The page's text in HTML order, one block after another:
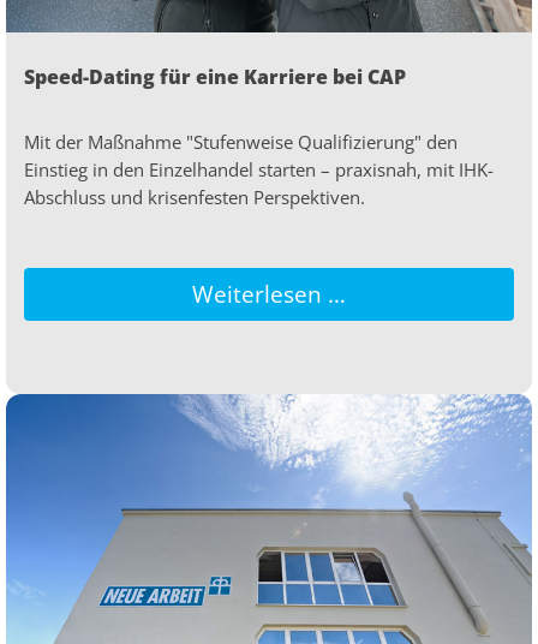
Speed-Dating für eine Karriere bei CAP
Mit der Maßnahme "Stufenweise Qualifizierung" den
Einstieg in den Einzelhandel starten – praxisnah, mit IHK-
Abschluss und krisenfesten Perspektiven.
Weiterlesen …